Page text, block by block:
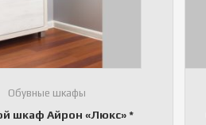
Обувные шкафы
шкаф Айрон «Люкс» *